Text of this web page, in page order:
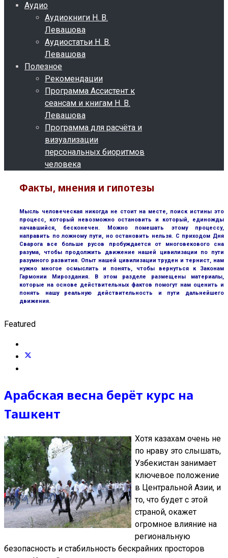
Аудио
Аудиокниги Н. В.
Левашова
Аудиостатьи Н. В.
Левашова
Полезное
Рекомендации
Программа Ассистент к
сеансам и книгам Н. В.
Левашова
Программа для расчёта и
визуализации
персональных биоритмов
человека
Факты, мнения и гипотезы
Мысль человеческая никогда не стоит на месте, поиск истины это
процесс, который невозможно остановить и который, единожды
начавшийся, бесконечен. Можно помешать этому процессу,
направить по ложному пути, но остановить нельзя. С приходом Дня
Сварога все больше русов пробуждается от многовекового сна
разума, чтобы продолжить движение нашей цивилизации по пути
разумного развития. Опыт нашей цивилизации труден и тернист, нам
нужно многое осмыслить и понять, чтобы вернуться к Законам
Гармонии Мироздания. В этом разделе размещены материалы,
которые на основе действительных фактов помогут нам оценить и
понять нашу реальную действительность и пути дальнейшего
движения.
Featured
Арабская весна берёт курс на
Ташкент
Хотя казахам очень не
по нраву это слышать,
Узбекистан занимает
ключевое положение
в Центральной Азии, и
то, что будет с этой
страной, окажет
огромное влияние на
региональную
безопасность и стабильность бескрайних просторов